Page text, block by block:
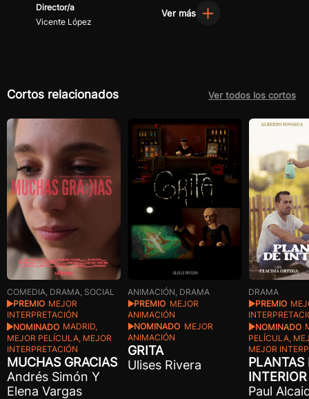
Director/a
Vicente López
Ver más
Cortos relacionados Ver todos los cortos
COMEDIA, DRAMA, SOCIAL
PREMIO MEJOR
INTERPRETACIÓN
NOMINADO MADRID,
MEJOR PELÍCULA, MEJOR
INTERPRETACIÓN
MUCHAS GRACIAS
Andrés Simón Y
Elena Vargas
ANIMACIÓN, DRAMA
PREMIO MEJOR
ANIMACIÓN
NOMINADO MEJOR
ANIMACIÓN
GRITA
Ulises Rivera
DRAMA
PREMIO
NOMINADO
PELÍCULA,
MEJOR
PLANTAS
INTERIOR
Paul